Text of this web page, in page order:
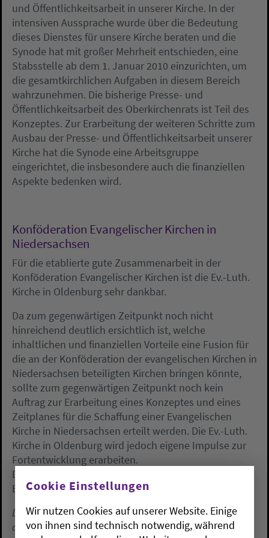
und Öffentlichkeitsarbeit in unserer Kirche. In der
intensiven Aussprache wurde über die Bedeutung
dieses Dienstes für unsere Kirche beraten und die
Synode hat mit großer Mehrheit entschieden, eine
Stabsstelle ab dem 1. Januar 2010 einzurichten, um
die gesamtkirchlichen Aufgaben in diesem Bereich
wahrzunehmen. Die bisherige Presse- und
Öffentlichkeitsarbeit des Oberkirchenrats ist Teil des
Konzeptes. Zur Erarbeitung der weiteren Schritte zum
Ausbau der Presse- und Öffentlichkeitsarbeit unserer
Kirche hat die Synode eine Arbeitsgruppe
eingerichtet, die insbesondere auch die finanziellen
Aspekte bedenken wird.
Konföderation Evangelischer Kirchen in
Niedersachsen
Für die etablierte gute Zusammenarbeit in der
Konföderation Evangelischer Kirchen ist die Ev.-Luth.
Kirche in Oldenburg sehr dankbar.
Da zum gegenwärtigen Zeitpunkt noch nicht
hinreichend deutlich ersichtlich ist, welche
inhaltlichen und finanziellen Vorteile eine Fusion für
die an der Konföderation der evangelischen Kirchen in
Niedersachsen beteiligten Kirchen bringen könnte,
sollte zum gegenwärtigen Zeitpunkt noch kein
Auftrag zur Erarbeitung eines Konzeptes und eines
Zeitplanes für die Schaffung einer Evangelischen
Kirche in Niedersachsen erteilt werden. Die Ev.-Luth.
Kirche in Oldenburg wird jedoch eigene Impulse zur
Fortentwicklung erarbeiten.
Die Synode beschließt einstimmig bei einer
Enthaltung:
Die Synode der Ev.-Luth. Kirche in Oldenburg begrüßt
die Anregung des Ratsvorsitzenden der Konföderation
Cookie Einstellungen
Wir nutzen Cookies auf unserer Website. Einige
von ihnen sind technisch notwendig, während